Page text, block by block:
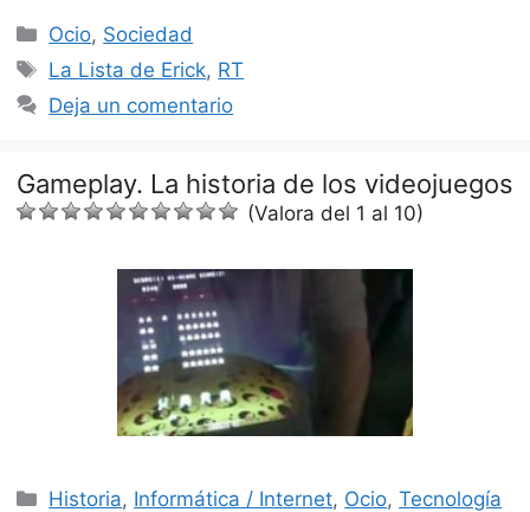
Categorías
Ocio, Sociedad
Etiquetas
La Lista de Erick, RT
Deja un comentario
Gameplay. La historia de los videojuegos
(Valora del 1 al 10)
Categorías
Historia, Informática / Internet, Ocio,Tecnología